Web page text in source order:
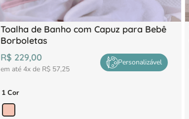
Toalha de Banho com Capuz para Bebê
Borboletas
R$ 229,00
em até4x de R$ 57,25
Personalizável
1 Cor